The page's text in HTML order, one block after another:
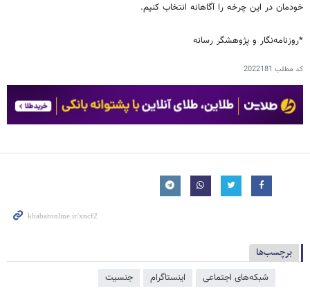
خودمان در این چرخه را آگاهانه انتخاب کنیم.
*روزنامه‌نگار و پژوهشگر رسانه
کد مطلب 2022181
برچسب‌ها
شبکه‌‌های اجتماعی اینستاگرام جنسیت